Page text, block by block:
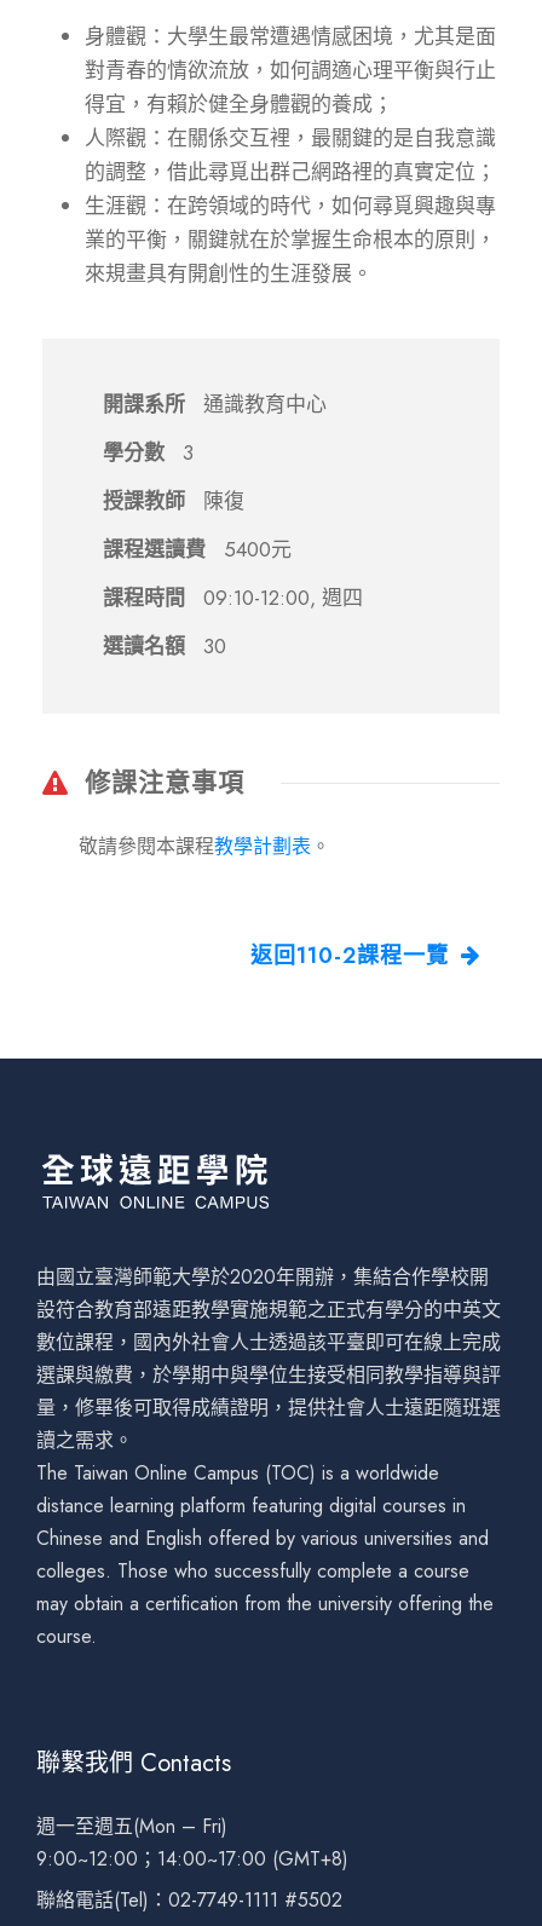
身體觀：大學生最常遭遇情感困境，尤其是面
對青春的情欲流放，如何調適心理平衡與行止
得宜，有賴於健全身體觀的養成；
人際觀：在關係交互裡，最關鍵的是自我意識
的調整，借此尋覓出群己網路裡的真實定位；
生涯觀：在跨領域的時代，如何尋覓興趣與專
業的平衡，關鍵就在於掌握生命根本的原則，
來規畫具有開創性的生涯發展。
開課系所
通識教育中心
學分數
3
授課教師
陳復
課程選讀費
5400元
課程時間
09:10-12:00, 週四
選讀名額
30
修課注意事項
敬請參閱本課程教學計劃表 。
返回110-2課程一覽
由國立臺灣師範大學於2020年開辦，集結合作學校開
設符合教育部遠距教學實施規範之正式有學分的中英文
數位課程，國內外社會人士透過該平臺即可在線上完成
選課與繳費，於學期中與學位生接受相同教學指導與評
量，修畢後可取得成績證明，提供社會人士遠距隨班選
讀之需求。
The Taiwan Online Campus (TOC) is a worldwide
distance learning platform featuring digital courses in
Chinese and English offered by various universities and
colleges. Those who successfully complete a course
may obtain a certification from the university offering the
course.
聯繫我們 Contacts
週一至週五(Mon – Fri)
9:00~12:00；14:00~17:00 (GMT+8)
聯絡電話(Tel)：02-7749-1111 #5502